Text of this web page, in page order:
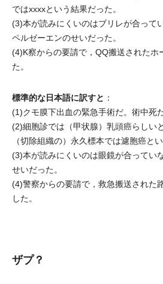
ではxxxxという結果だった。
(3)本が読みにくいのはブリレが合って
ペルゼーエンのせいだった。
(4)K察からの要請で，QQ搬送されたホ
た。
標準的な日本語に訳すと ：
(1)クモ膜下出血の緊急手術だ。術中死
(2)細胞診では（甲状腺）乳頭癌らしい
（切除組織の）永久標本では濾胞癌と
(3)本が読みにくいのは眼鏡が合ってい
せいだった。
(4)警察からの要請で，救急搬送された
した。
ザプ？